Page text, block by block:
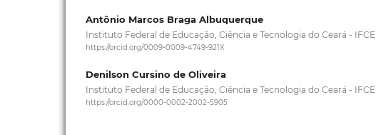
Antônio Marcos Braga Albuquerque
Instituto Federal de Educação, Ciência e Tecnologia do Ceará - IFCE
https://orcid.org/0009-0009-4749-921X
Denilson Cursino de Oliveira
Instituto Federal de Educação, Ciência e Tecnologia do Ceará - IFCE
https://orcid.org/0000-0002-2002-5905